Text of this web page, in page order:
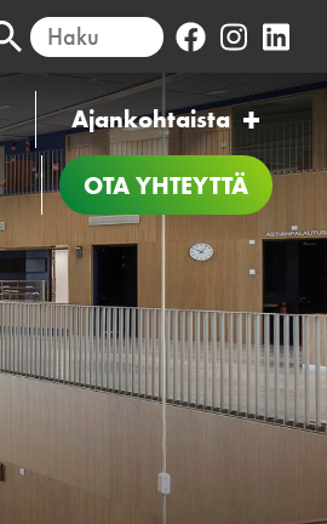
Ajankohtaista
OTA YHTEYTTÄ